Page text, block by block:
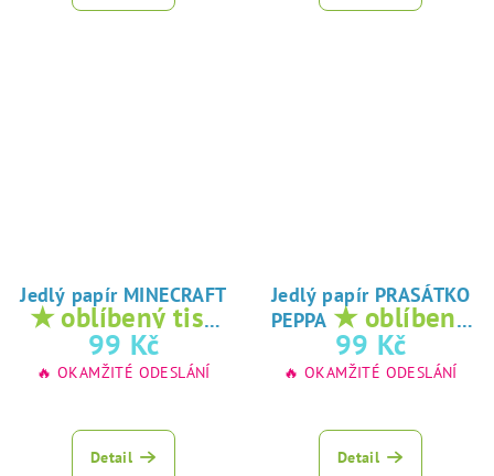
Jedlý papír MINECRAFT
★ oblíbený tisk
na jedlý papír
99 Kč
🔥 OKAMŽITÉ ODESLÁNÍ
Detail
Jedlý papír PRASÁTKO
PEPPA ★ oblíbený
tisk na jedlý
papír
99 Kč
🔥 OKAMŽITÉ ODESLÁNÍ
Detail